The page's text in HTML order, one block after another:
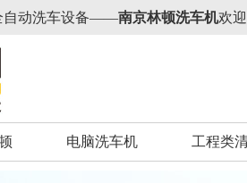
自动洗车设备——南京林顿洗车机欢
电脑洗车机 工程类